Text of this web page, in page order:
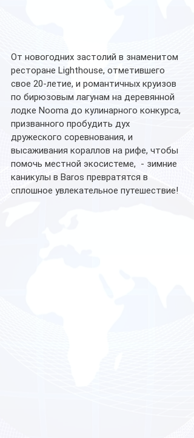
От новогодних застолий в знаменитом
ресторане Lighthouse, отметившего
свое 20-летие, и романтичных круизов
по бирюзовым лагунам на деревянной
лодке Nooma до кулинарного конкурса,
призванного пробудить дух
дружеского соревнования, и
высаживания кораллов на рифе, чтобы
помочь местной экосистеме,  - зимние
каникулы в Baros превратятся в
сплошное увлекательное путешествие!